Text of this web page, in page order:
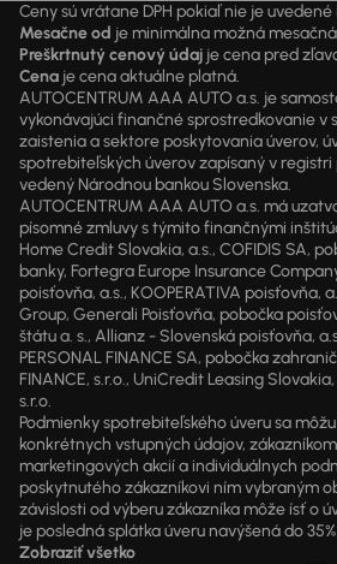
Ceny sú vrátane DPH pokiaľ nie je uvedené
Mesačne od je minimálna možná
Preškrtnutý cenový údaj je cena pred
Cena je cena aktuálne platná.
AUTOCENTRUM AAA AUTO a.s. je
vykonávajúci finančné sprostredkovanie v
zaistenia a sektore poskytovania úverov,
spotrebiteľských úverov zapísaný v registri
vedený Národnou bankou Slovenska.
AUTOCENTRUM AAA AUTO a.s. má
písomné zmluvy s týmito finančnými
Home Credit Slovakia, a.s., COFIDIS SA,
banky, Fortegra Europe Insurance
poisťovňa, a.s., KOOPERATIVA poisťovňa,
Group, Generali Poisťovňa, pobočka
štátu a. s., Allianz - Slovenská poisťovňa,
PERSONAL FINANCE SA, pobočka
FINANCE, s.r.o., UniCredit Leasing
s.r.o.
Podmienky spotrebiteľského úveru sa
konkrétnych vstupných údajov,
marketingových akcií a individuálnych
poskytnutého zákazníkovi ním vybraným
závislosti od výberu zákazníka môže ísť o
je posledná splátka úveru navýšená do
Zobraziť všetko